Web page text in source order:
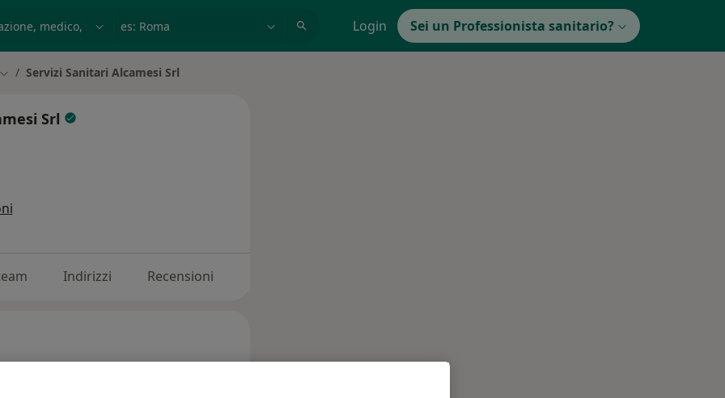
Login Sei un Professionista sanitario?
Cambia città
Servizi Sanitari Alcamesi Srl
Srl
Indirizzi Recensioni